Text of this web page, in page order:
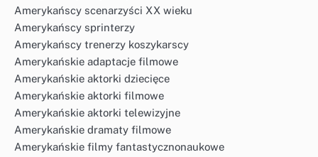
Amerykańscy scenarzyści XX wieku
Amerykańscy sprinterzy
Amerykańscy trenerzy koszykarscy
Amerykańskie adaptacje filmowe
Amerykańskie aktorki dziecięce
Amerykańskie aktorki filmowe
Amerykańskie aktorki telewizyjne
Amerykańskie dramaty filmowe
Amerykańskie filmy fantastycznonaukowe